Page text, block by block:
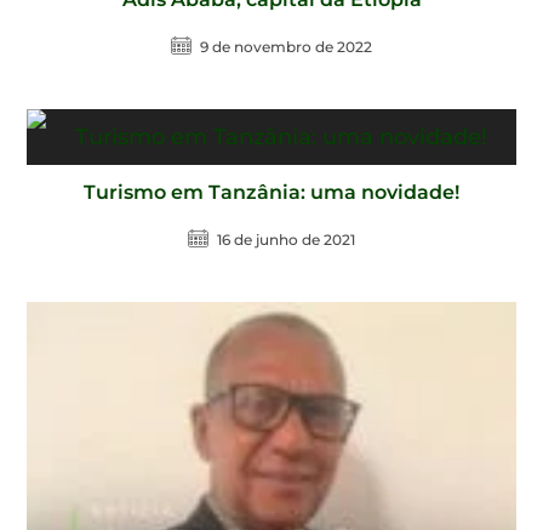
9 de novembro de 2022
Turismo em Tanzânia: uma novidade!
16 de junho de 2021